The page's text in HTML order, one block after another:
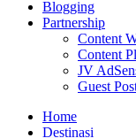
Blogging
Partnership
Content
Content
JV
Guest
Home
Destinasi